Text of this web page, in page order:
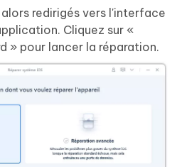
redirigés vers l'interface
Cliquez sur «
» pour lancer la réparation.